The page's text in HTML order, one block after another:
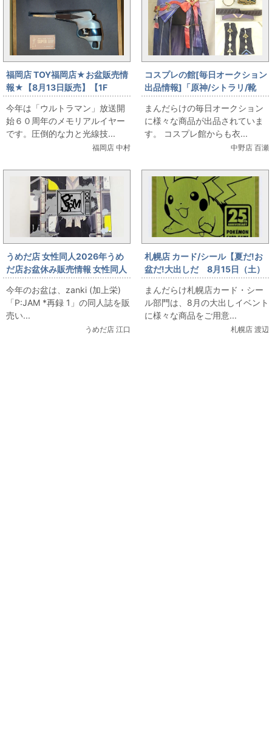
福岡店 TOY福岡店★お盆販売情
報★【8月13日販売】【1F
TOY】 バイス スーパーガンお
出しします
今年は「ウルトラマン」放送開
始６０周年のメモリアルイヤー
です。圧倒的な力と光線技...
福岡店 中村
コスプレの館[毎日オークション
出品情報]「原神/シトラリ/靴
(23cm程度)付き/女性用Sサイズ
程度(日本サイズ)/コスプレ衣
装」を出品しています
まんだらけの毎日オークション
に様々な商品が出品されていま
す。 コスプレ館からも衣...
中野店 百瀬
うめだ店 女性同人2026年うめ
だ店お盆休み販売情報 女性同人
誌コーナー zanki (加上栄)
「P:JAM *再録 1」をお出しま
す！
今年のお盆は、zanki (加上栄)
「P:JAM *再録 1」の同人誌を販
売い...
うめだ店 江口
札幌店 カード/シール【夏だ!お
盆だ!大出しだ 8月15日（土）
販売】 ポケモンカード ゴー
ルデンなピカチュウ登場
まんだらけ札幌店カード・シー
ル部門は、8月の大出しイベント
に様々な商品をご用意...
札幌店 渡辺